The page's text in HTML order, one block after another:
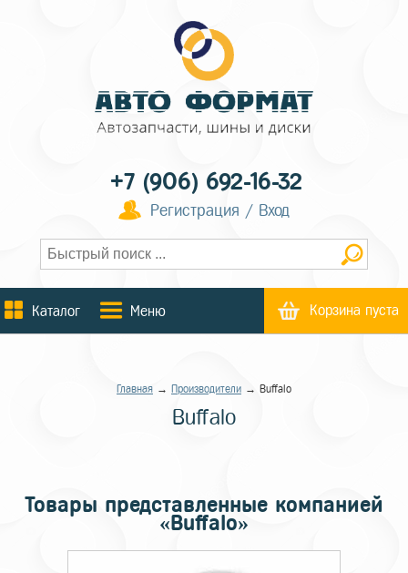
+7 (906) 692-16-32
Регистрация / Вход
Каталог Меню Корзина пуста
Главная → Производители → Buffalo
Buffalo
Товары представленные компанией
«Buffalo»